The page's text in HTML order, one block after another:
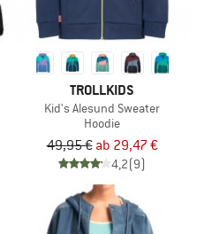
TROLLKIDS
Kid's Alesund Sweater
Hoodie
49,95 € ab 29,47 €
4,2(9)